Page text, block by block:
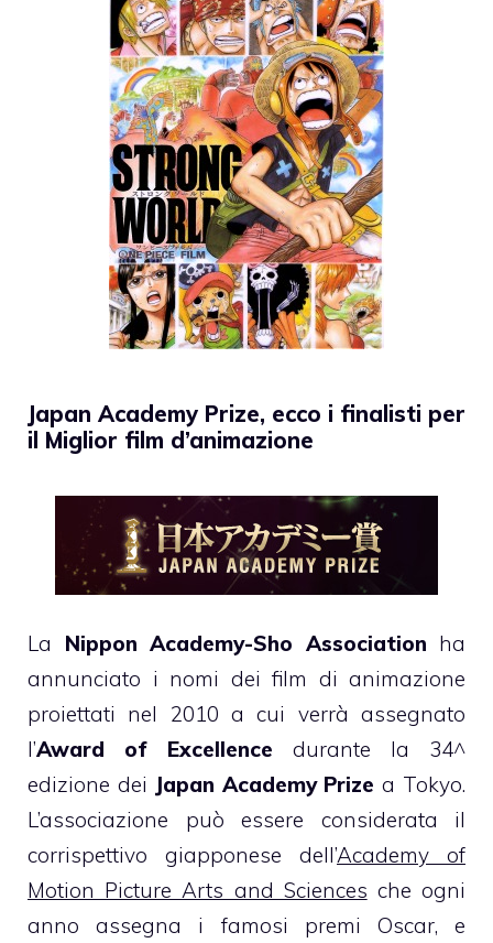
Japan Academy Prize, ecco i finalisti per
il Miglior film d’animazione
La Nippon Academy-Sho Association ha
annunciato i nomi dei film di animazione
proiettati nel 2010 a cui verrà assegnato
l’Award of Excellence durante la 34^
edizione dei Japan Academy Prize a Tokyo.
L’associazione può essere considerata il
corrispettivo giapponese dell’Academy of
Motion Picture Arts and Sciences che ogni
anno assegna i famosi premi Oscar, e